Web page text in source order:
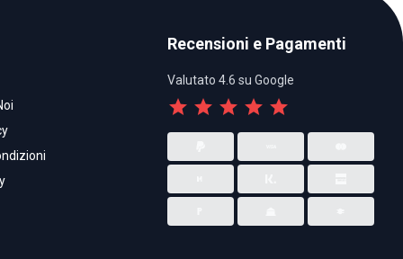
Recensioni e Pagamenti
Valutato 4.6 su Google
star star star star star